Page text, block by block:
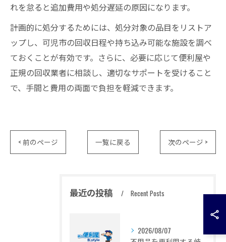
れを怠ると追加費用や処分遅延の原因になります。
計画的に処分するためには、処分対象の品目をリストア
ップし、可児市の回収日程や持ち込み可能な施設を調べ
ておくことが有効です。さらに、必要に応じて便利屋や
正規の回収業者に相談し、適切なサポートを受けること
で、手間と費用の両面で負担を軽減できます。
< 前のページ 一覧に戻る 次のページ >
最近の投稿 Recent Posts
2026/08/07